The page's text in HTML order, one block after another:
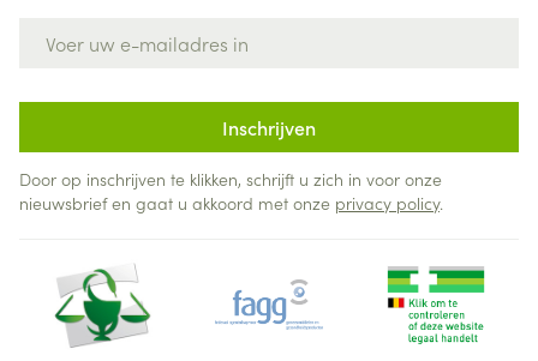
Inschrijven
Door op inschrijven te klikken, schrijft u zich in voor onze
nieuwsbrief en gaat u akkoord met onze privacy policy.